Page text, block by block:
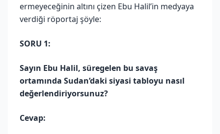
ermeyeceğinin altını çizen Ebu Halil’in medyaya
verdiği röportaj şöyle:
SORU 1:
Sayın Ebu Halil, süregelen bu savaş
ortamında Sudan’daki siyasi tabloyu nasıl
değerlendiriyorsunuz?
Cevap: